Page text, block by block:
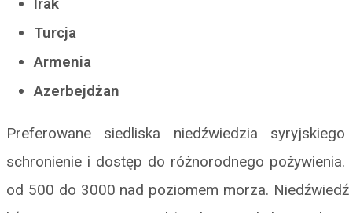
Turcja
Armenia
Azerbejdżan
Preferowane siedliska niedźwiedzia
schronienie i dostęp do różnorodnego
od 500 do 3000 nad poziomem morza.